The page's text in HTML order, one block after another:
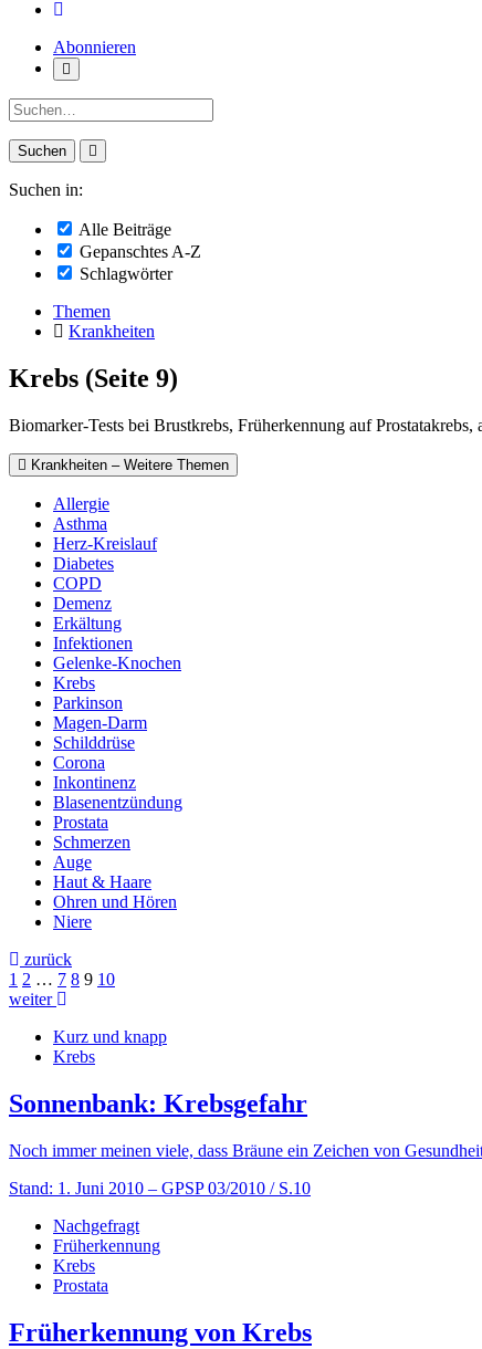
Abonnieren
Suche:
Suchen in:
Alle Beiträge
Gepanschtes A-Z
Schlagwörter
Themen
Krankheiten
Krebs (Seite 9)
Biomarker-Tests bei Brustkrebs, Früherkennung auf
Krankheiten – Weitere Themen
Allergie
Asthma
Herz-Kreislauf
Diabetes
COPD
Demenz
Erkältung
Infektionen
Gelenke-Knochen
Krebs
Parkinson
Magen-Darm
Schilddrüse
Corona
Inkontinenz
Blasenentzündung
Prostata
Schmerzen
Auge
Haut & Haare
Ohren und Hören
Niere
zurück
1 2 … 7 8 9 10
weiter
Kurz und knapp
Krebs
Sonnenbank: Krebsgefahr
Noch immer meinen viele, dass Bräune ein Zeichen von
Stand: 1. Juni 2010 – GPSP 03/2010 / S.10
Nachgefragt
Früherkennung
Krebs
Prostata
Früherkennung von Krebs